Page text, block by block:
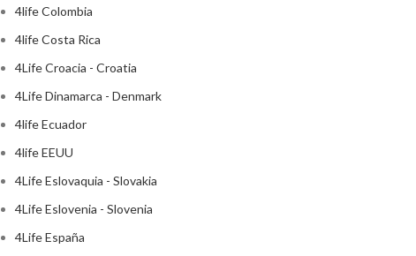
4life Colombia
4life Costa Rica
4Life Croacia - Croatia
4Life Dinamarca - Denmark
4life Ecuador
4life EEUU
4Life Eslovaquia - Slovakia
4Life Eslovenia - Slovenia
4Life España